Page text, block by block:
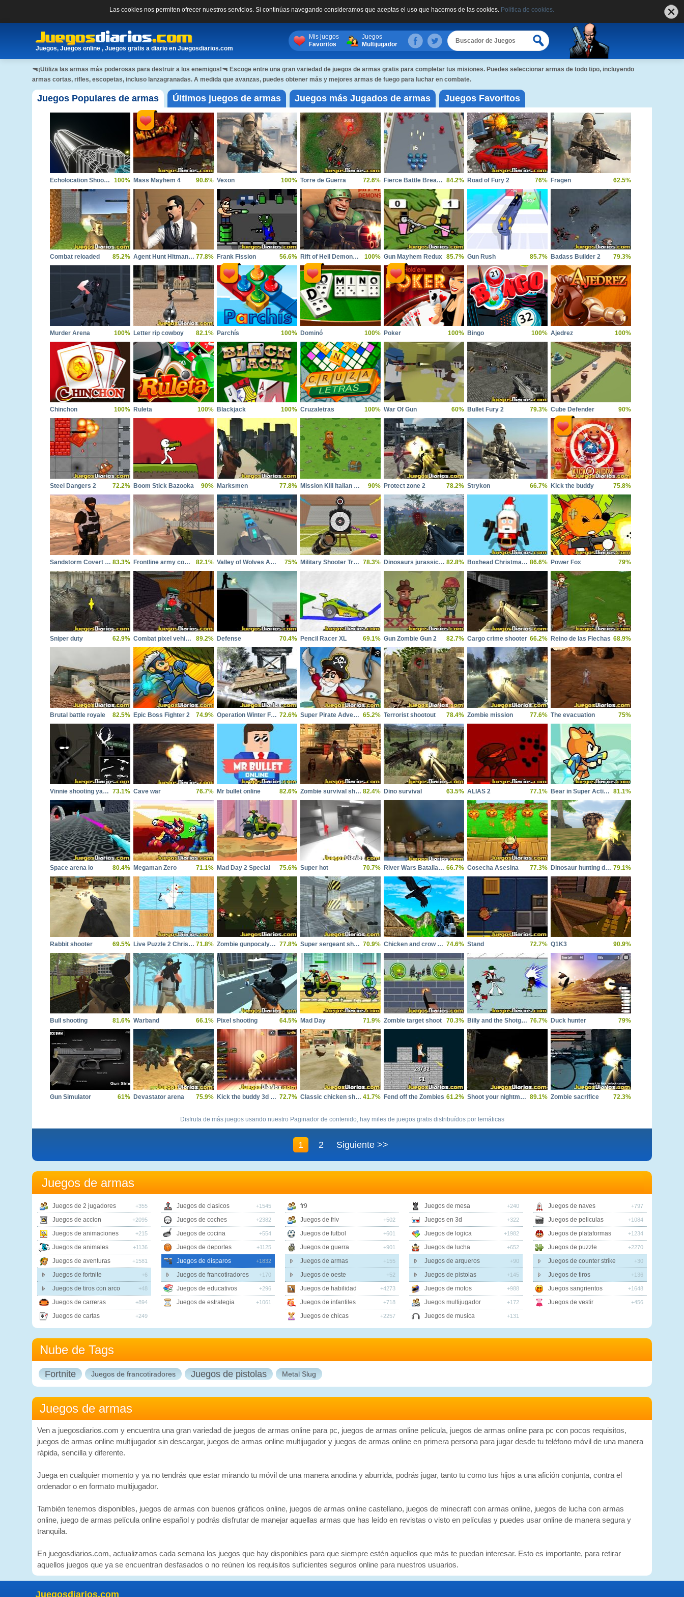
Las cookies nos permiten ofrecer nuestros servicios. Si continúas navegando consideramos que aceptas el uso que hacemos de las cookies. Política de cookies.
Juegos, Juegos online , Juegos gratis a diario en Juegosdiarios.com
Mis juegos
Favoritos
Juegos
Multijugador
🔫¡Utiliza las armas más poderosas para destruir a los enemigos!🔫 Escoge entre una gran variedad de juegos de armas gratis para completar tus misiones. Puedes seleccionar armas de todo tipo, incluyendo
armas cortas, rifles, escopetas, incluso lanzagranadas. A medida que avanzas, puedes obtener más y mejores armas de fuego para luchar en combate.
Juegos Populares de armas Últimos juegos de armas Juegos más Jugados de armas Juegos Favoritos
Echolocation Shooter 100% Mass Mayhem 4 90.6% Vexon 100% Torre de Guerra 72.6% Fierce Battle Breakout 84.2% Road of Fury 2 76% Fragen 62.5%
Combat reloaded 85.2% Agent Hunt Hitman Shooter 77.8% Frank Fission 56.6% Rift of Hell Demons War 100% Gun Mayhem Redux 85.7% Gun Rush 85.7% Badass Builder 2 79.3%
Murder Arena 100% Letter rip cowboy 82.1% Parchís 100% Dominó 100% Poker 100% Bingo 100% Ajedrez 100%
Chinchon 100% Ruleta 100% Blackjack 100% Cruzaletras 100% War Of Gun 60% Bullet Fury 2 79.3% Cube Defender 90%
Steel Dangers 2 72.2% Boom Stick Bazooka 90% Marksmen 77.8% Mission Kill Italian Brainrot 90% Protect zone 2 78.2% Strykon 66.7% Kick the buddy 75.8%
Sandstorm Covert Ops 83.3% Frontline army commando war 82.1% Valley of Wolves Ambush 75% Military Shooter Training 78.3% Dinosaurs jurassic survival world 82.8% Boxhead Christmas Nightmare 86.6% Power Fox 79%
Sniper duty 62.9% Combat pixel vehicle zombie 89.2% Defense 70.4% Pencil Racer XL 69.1% Gun Zombie Gun 2 82.7% Cargo crime shooter 66.2% Reino de las Flechas 68.9%
Brutal battle royale 82.5% Epic Boss Fighter 2 74.9% Operation Winter Force 72.6% Super Pirate Adventure 65.2% Terrorist shootout 78.4% Zombie mission 77.6% The evacuation 75%
Vinnie shooting yard 3 73.1% Cave war 76.7% Mr bullet online 82.6% Zombie survival shooter 82.4% Dino survival 63.5% ALIAS 2 77.1% Bear in Super Action Adventure 2 81.1%
Space arena io 80.4% Megaman Zero 71.1% Mad Day 2 Special 75.6% Super hot 70.7% River Wars Batalla Fluvial 66.7% Cosecha Asesina 77.3% Dinosaur hunting dino attack 3d 79.1%
Rabbit shooter 69.5% Live Puzzle 2 Christmas 71.8% Zombie gunpocalypse 77.8% Super sergeant shooter 70.9% Chicken and crow shoot 74.6% Stand 72.7% Q1K3 90.9%
Bull shooting 81.6% Warband 66.1% Pixel shooting 64.5% Mad Day 71.9% Zombie target shoot 70.3% Billy and the Shotgun 2 76.7% Duck hunter 79%
Gun Simulator 61% Devastator arena 75.9% Kick the buddy 3d shooter 72.7% Classic chicken shooting 41.7% Fend off the Zombies 61.2% Shoot your nightmare halloween special 89.1% Zombie sacrifice 72.3%
Disfruta de más juegos usando nuestro Paginador de contenido, hay miles de juegos gratis distribuídos por temáticas
1 2 Siguiente >>
Juegos de armas
Juegos de 2 jugadores +355
Juegos de accion +2095
Juegos de animaciones +215
Juegos de animales +1136
Juegos de aventuras +1581
Juegos de fortnite +6
Juegos de tiros con arco +48
Juegos de carreras +894
Juegos de cartas +249
Juegos de clasicos +1545
Juegos de coches +2382
Juegos de cocina +554
Juegos de deportes +1125
Juegos de disparos +1832
Juegos de francotiradores +170
Juegos de educativos +296
Juegos de estrategia +1061
fr9
Juegos de friv
+502
Juegos de futbol +601
Juegos de guerra +901
Juegos de armas +155
Juegos de oeste +52
Juegos de habilidad +4273
Juegos de infantiles +718
Juegos de chicas +2257
Juegos de mesa +240
Juegos en 3d +322
Juegos de logica +1982
Juegos de lucha +652
Juegos de arqueros +90
Juegos de pistolas +145
Juegos de motos +988
Juegos multijugador +172
Juegos de musica +131
Juegos de naves +797
Juegos de peliculas +1084
Juegos de plataformas +1234
Juegos de puzzle +2270
Juegos de counter strike +30
Juegos de tiros +136
Juegos sangrientos +1648
Juegos de vestir +456
Nube de Tags
Fortnite Juegos de francotiradores Juegos de pistolas Metal Slug
Juegos de armas
Ven a juegosdiarios.com y encuentra una gran variedad de juegos de armas online para pc, juegos de armas online película, juegos de armas online para pc con pocos requisitos,
juegos de armas online multijugador sin descargar, juegos de armas online multijugador y juegos de armas online en primera persona para jugar desde tu teléfono móvil de una manera
rápida, sencilla y diferente.
Juega en cualquier momento y ya no tendrás que estar mirando tu móvil de una manera anodina y aburrida, podrás jugar, tanto tu como tus hijos a una afición conjunta, contra el
ordenador o en formato multijugador.
También tenemos disponibles, juegos de armas con buenos gráficos online, juegos de armas online castellano, juegos de minecraft con armas online, juegos de lucha con armas
online, juego de armas película online español y podrás disfrutar de manejar aquellas armas que has leído en revistas o visto en películas y puedes usar online de manera segura y
tranquila.
En juegosdiarios.com, actualizamos cada semana los juegos que hay disponibles para que siempre estén aquellos que más te puedan interesar. Esto es importante, para retirar
aquellos juegos que ya se encuentran desfasados o no reúnen los requisitos suficientes seguros online para nuestros usuarios.
Juegosdiarios.com